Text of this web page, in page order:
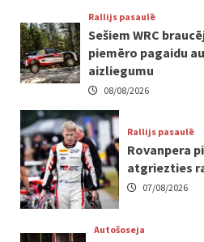
Rallijs pasaulē
Sešiem WRC
piemēro pagaidu
aizliegumu
08/08/2026
Rallijs pasaulē
Rovanpera
atgriezties
07/08/2026
Autošoseja